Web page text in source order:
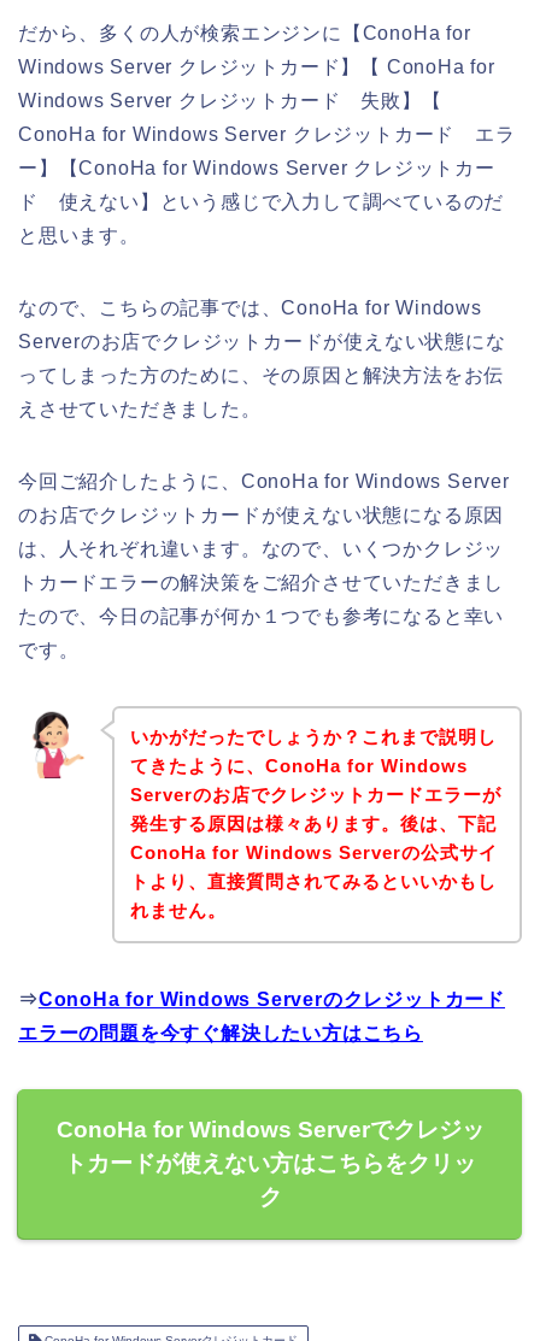
だから、多くの人が検索エンジンに【ConoHa for
Windows Server クレジットカード】【 ConoHa for
Windows Server クレジットカード 失敗】【
ConoHa for Windows Server クレジットカード エラ
ー】【ConoHa for Windows Server クレジットカー
ド 使えない】という感じで入力して調べているのだ
と思います。
なので、こちらの記事では、ConoHa for Windows
Serverのお店でクレジットカードが使えない状態にな
ってしまった方のために、その原因と解決方法をお伝
えさせていただきました。
今回ご紹介したように、ConoHa for Windows Server
のお店でクレジットカードが使えない状態になる原因
は、人それぞれ違います。なので、いくつかクレジッ
トカードエラーの解決策をご紹介させていただきまし
たので、今日の記事が何か１つでも参考になると幸い
です。
いかがだったでしょうか？これまで説明し
てきたように、ConoHa for Windows
Serverのお店でクレジットカードエラーが
発生する原因は様々あります。後は、下記
ConoHa for Windows Serverの公式サイ
トより、直接質問されてみるといいかもし
れません。
⇒ConoHa for Windows Serverのクレジットカード
エラーの問題を今すぐ解決したい方はこちら
ConoHa for Windows Serverでクレジッ
トカードが使えない方はこちらをクリッ
ク